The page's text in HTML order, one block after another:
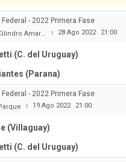
Federal - 2022 Primera Fase
Amarillo | 28 Ago 2022 21:00
(C. del Uruguay)
(Parana)
Federal - 2022 Primera Fase
| 19 Ago 2022 21:00
(Villaguay)
(C. del Uruguay)